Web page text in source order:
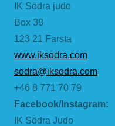
IK Södra judo
Box 38
123 21 Farsta
www.iksodra.com
sodra@iksodra.com
+46 8 771 70 79
Facebook/Instagram:
IK Södra Judo